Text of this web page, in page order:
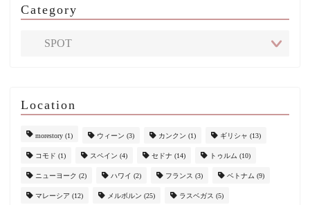
Category
Location
morestory (1) ウィーン (3) カンクン (1) ギリシャ (13)
コモド (1) スペイン (4) セドナ (14) トゥルム (10)
ニューヨーク (2) ハワイ (2) フランス (3) ベトナム (9)
マレーシア (12) メルボルン (25) ラスベガス (5)